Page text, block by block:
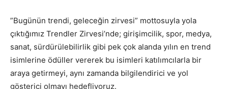
”Bugünün trendi, geleceğin zirvesi” mottosuyla yola
çıktığımız Trendler Zirvesi’nde; girişimcilik, spor, medya,
sanat, sürdürülebilirlik gibi pek çok alanda yılın en trend
isimlerine ödüller vererek bu isimleri katılımcılarla bir
araya getirmeyi, aynı zamanda bilgilendirici ve yol
gösterici olmayı hedefliyoruz.